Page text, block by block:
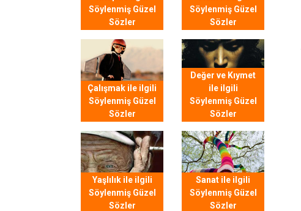
Söylenmiş Güzel
Sözler
Söylenmiş Güzel
Sözler
Çalışmak ile ilgili
Söylenmiş Güzel
Sözler
Değer ve Kıymet
ile ilgili
Söylenmiş Güzel
Sözler
Yaşlılık ile ilgili
Söylenmiş Güzel
Sözler
Sanat ile ilgili
Söylenmiş Güzel
Sözler